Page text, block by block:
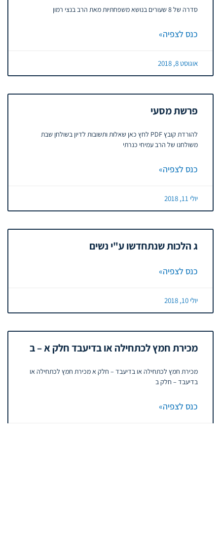
סדרה של 8 שעורים בנושא משפחתיות מאת הרב בנצי רמון
כנס לצפיה»
אוגוסט 8, 2018
פרשת מסעי
להורדת קובץ PDF לחץ כאן שאלות ותשובות לדיון בשולחן שבת
משולחנו של הרב עמיחי כנרתי
כנס לצפיה»
יולי 11, 2018
ג הלכות שנתחדשו ע"י נשים
כנס לצפיה»
יולי 10, 2018
מכירת חמץ לכתחילה או בדיעבד חלק א – ב
מכירת חמץ לכתחילה או בדיעבד – חלק א מכירת חמץ לכתחילה או
בדיעבד – חלק ב
כנס לצפיה»